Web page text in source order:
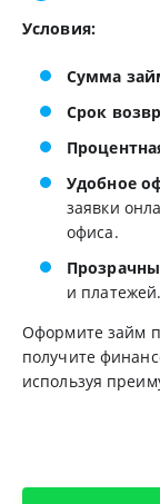
Условия:
Сумма
Срок
Удобное
заявки
офиса.
и платежей.
Оформите займ
получите
используя